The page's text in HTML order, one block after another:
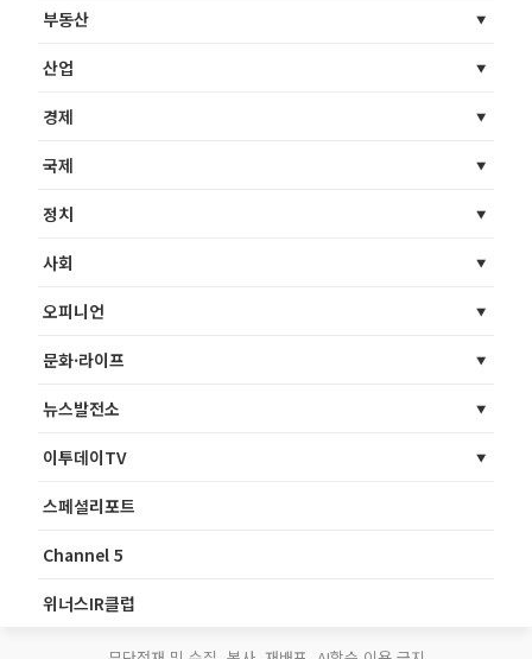
부동산
산업
경제
국제
정치
사회
오피니언
문화·라이프
뉴스발전소
이투데이TV
스페셜리포트
Channel 5
위너스IR클럽